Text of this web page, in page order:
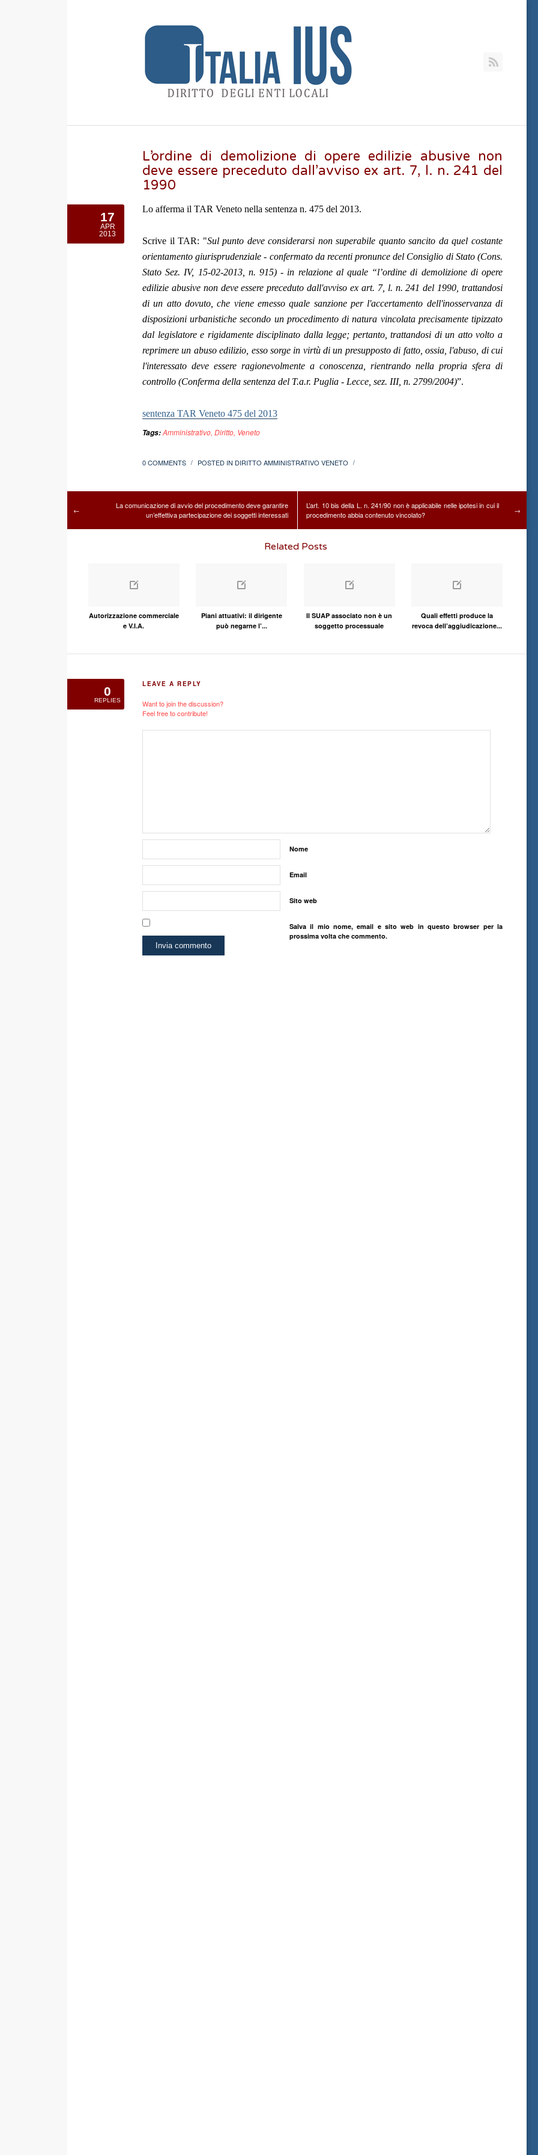
L’ordine di demolizione di opere edilizie abusive non
deve essere preceduto dall’avviso ex art. 7, l. n. 241 del
1990
17
APR
2013
Lo afferma il TAR Veneto nella sentenza n. 475 del 2013.
Scrive il TAR: "Sul punto deve considerarsi non superabile quanto sancito da quel costante
orientamento giurisprudenziale - confermato da recenti pronunce del Consiglio di Stato (Cons.
Stato Sez. IV, 15-02-2013, n. 915) - in relazione al quale “l’ordine di demolizione di opere
edilizie abusive non deve essere preceduto dall'avviso ex art. 7, l. n. 241 del 1990, trattandosi
di un atto dovuto, che viene emesso quale sanzione per l'accertamento dell'inosservanza di
disposizioni urbanistiche secondo un procedimento di natura vincolata precisamente tipizzato
dal legislatore e rigidamente disciplinato dalla legge; pertanto, trattandosi di un atto volto a
reprimere un abuso edilizio, esso sorge in virtù di un presupposto di fatto, ossia, l'abuso, di cui
l'interessato deve essere ragionevolmente a conoscenza, rientrando nella propria sfera di
controllo (Conferma della sentenza del T.a.r. Puglia - Lecce, sez. III, n. 2799/2004)”.
sentenza TAR Veneto 475 del 2013
Tags:Amministrativo, Diritto, Veneto
0 COMMENTS / POSTED IN DIRITTO AMMINISTRATIVO VENETO /
←
La comunicazione di avvio del procedimento deve garantire
un’effettiva partecipazione dei soggetti interessati
L’art. 10 bis della L. n. 241/90 non è applicabile nelle ipotesi in cui il
procedimento abbia contenuto vincolato?
→
Related Posts
Autorizzazione commerciale
e V.I.A.
Piani attuativi: il dirigente
può negarne l’...
Il SUAP associato non è un
soggetto processuale
Quali effetti produce la
revoca dell’aggiudicazione...
0
REPLIES
LEAVE A REPLY
Want to join the discussion?
Feel free to contribute!
Nome
Email
Sito web
Salva il mio nome, email e sito web in questo browser per la
prossima volta che commento.